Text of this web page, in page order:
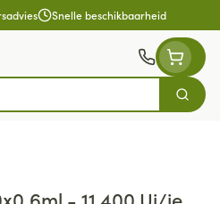
Snelle beschikbaarheid
Zoek